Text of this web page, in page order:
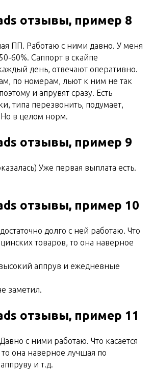
отзывы, пример 8
ПП. Работаю с ними давно. У меня
60%. Саппорт в скайпе
день, отвечают оперативно.
по номерам, льют к ним не так
и апрувят сразу. Есть
типа перезвонить, подумает,
Но в целом норм.
отзывы, пример 9
Уже первая выплата есть.
отзывы, пример 10
долго с ней работаю. Что
товаров, то она наверное
аппрув и ежедневные
заметил.
отзывы, пример 11
с ними работаю. Что касается
она наверное лучшая по
и т.д.